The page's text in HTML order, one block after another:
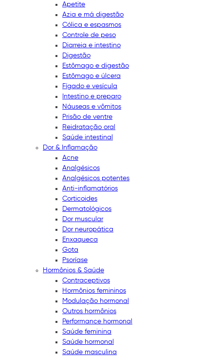
Apetite
Azia e má digestão
Cólica e espasmos
Controle de peso
Diarreia e intestino
Digestão
Estômago e digestão
Estômago e úlcera
Fígado e vesícula
Intestino e preparo
Náuseas e vômitos
Prisão de ventre
Reidratação oral
Saúde intestinal
Dor & Inflamação
Acne
Analgésicos
Analgésicos potentes
Anti-inflamatórios
Corticoides
Dermatológicos
Dor muscular
Dor neuropática
Enxaqueca
Gota
Psoríase
Hormônios & Saúde
Contraceptivos
Hormônios femininos
Modulação hormonal
Outros hormônios
Performance hormonal
Saúde feminina
Saúde hormonal
Saúde masculina